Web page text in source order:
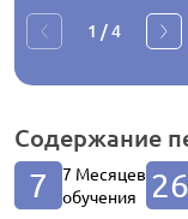
1 /4
Содержание
7
7 Месяцев
обучения
26